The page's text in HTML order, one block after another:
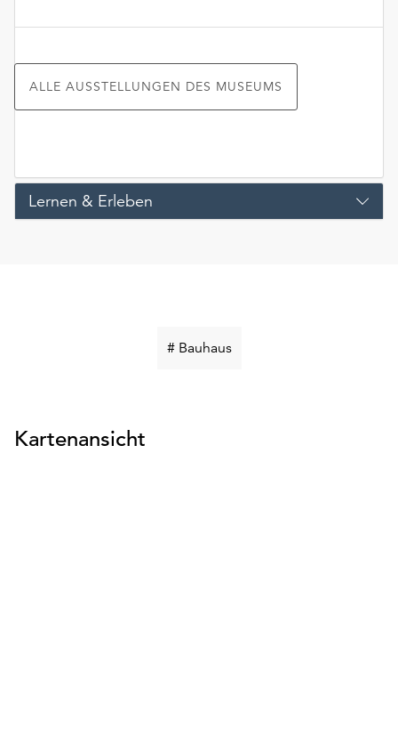
ALLE AUSSTELLUNGEN DES MUSEUMS
Lernen & Erleben
# BauhausSchlüsselwort
Kartenansicht